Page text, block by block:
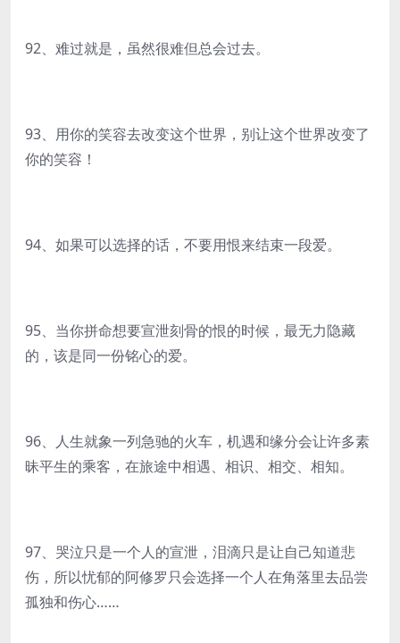
92、难过就是，虽然很难但总会过去。
93、用你的笑容去改变这个世界，别让这个世界改变了
你的笑容！
94、如果可以选择的话，不要用恨来结束一段爱。
95、当你拼命想要宣泄刻骨的恨的时候，最无力隐藏
的，该是同一份铭心的爱。
96、人生就象一列急驰的火车，机遇和缘分会让许多素
昧平生的乘客，在旅途中相遇、相识、相交、相知。
97、哭泣只是一个人的宣泄，泪滴只是让自己知道悲
伤，所以忧郁的阿修罗只会选择一个人在角落里去品尝
孤独和伤心……